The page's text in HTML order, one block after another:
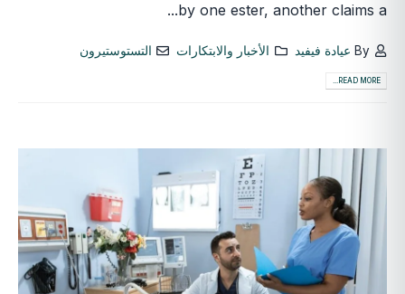
by one ester, another claims a...
By عيادة فيفيد الأخبار والابتكارات التستوستيرون
READ MORE...